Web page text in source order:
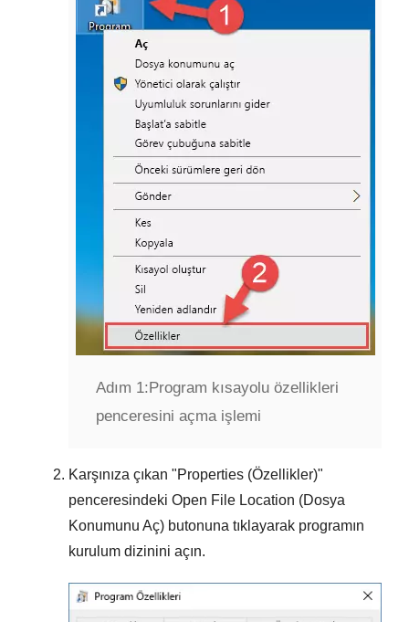
Adım 1:Program kısayolu özellikleri
penceresini açma işlemi
Karşınıza çıkan "Properties (Özellikler)"
penceresindeki Open File Location (Dosya
Konumunu Aç) butonuna tıklayarak programın
kurulum dizinini açın.